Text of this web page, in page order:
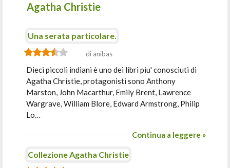
Agatha Christie
Una serata particolare.
di anibas
Dieci piccoli indiani è uno dei libri piu' conosciuti di
Agatha Christie, protagonisti sono Anthony
Marston, John Macarthur, Emily Brent, Lawrence
Wargrave, William Blore, Edward Armstrong, Philip
Lo…
Continua a leggere »
Collezione Agatha Christie